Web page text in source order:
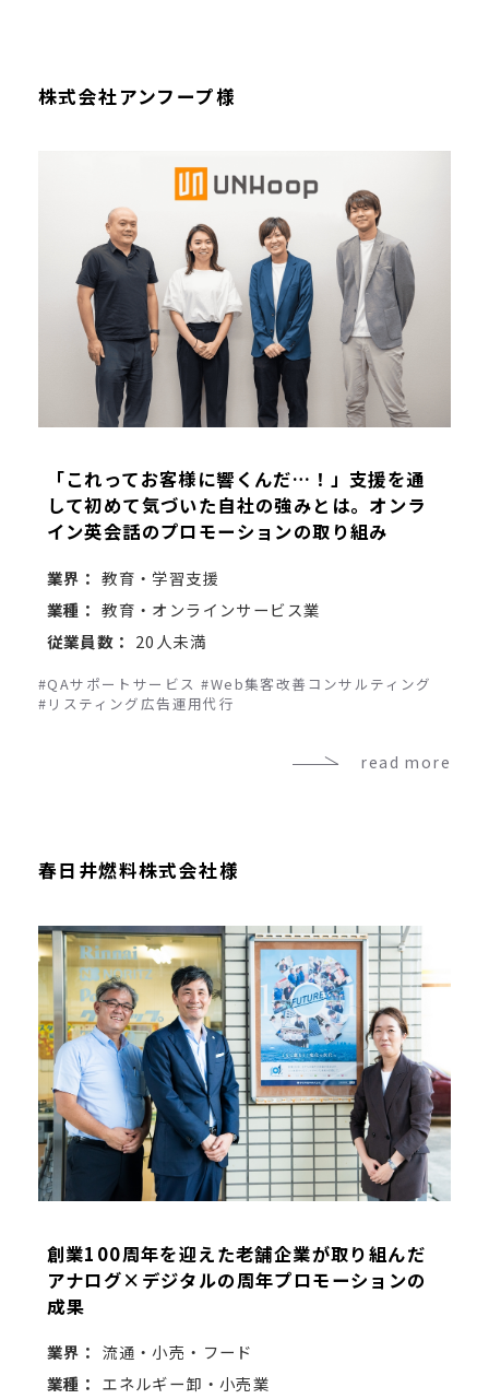
株式会社アンフープ様
「これってお客様に響くんだ…！」支援を通
して初めて気づいた自社の強みとは。オンラ
イン英会話のプロモーションの取り組み
業界： 教育・学習支援
業種： 教育・オンラインサービス業
従業員数： 20人未満
#QAサポートサービス #Web集客改善コンサルティング
#リスティング広告運用代行
read more
春日井燃料株式会社様
創業100周年を迎えた老舗企業が取り組んだ
アナログ×デジタルの周年プロモーションの
成果
業界： 流通・小売・フード
業種： エネルギー卸・小売業